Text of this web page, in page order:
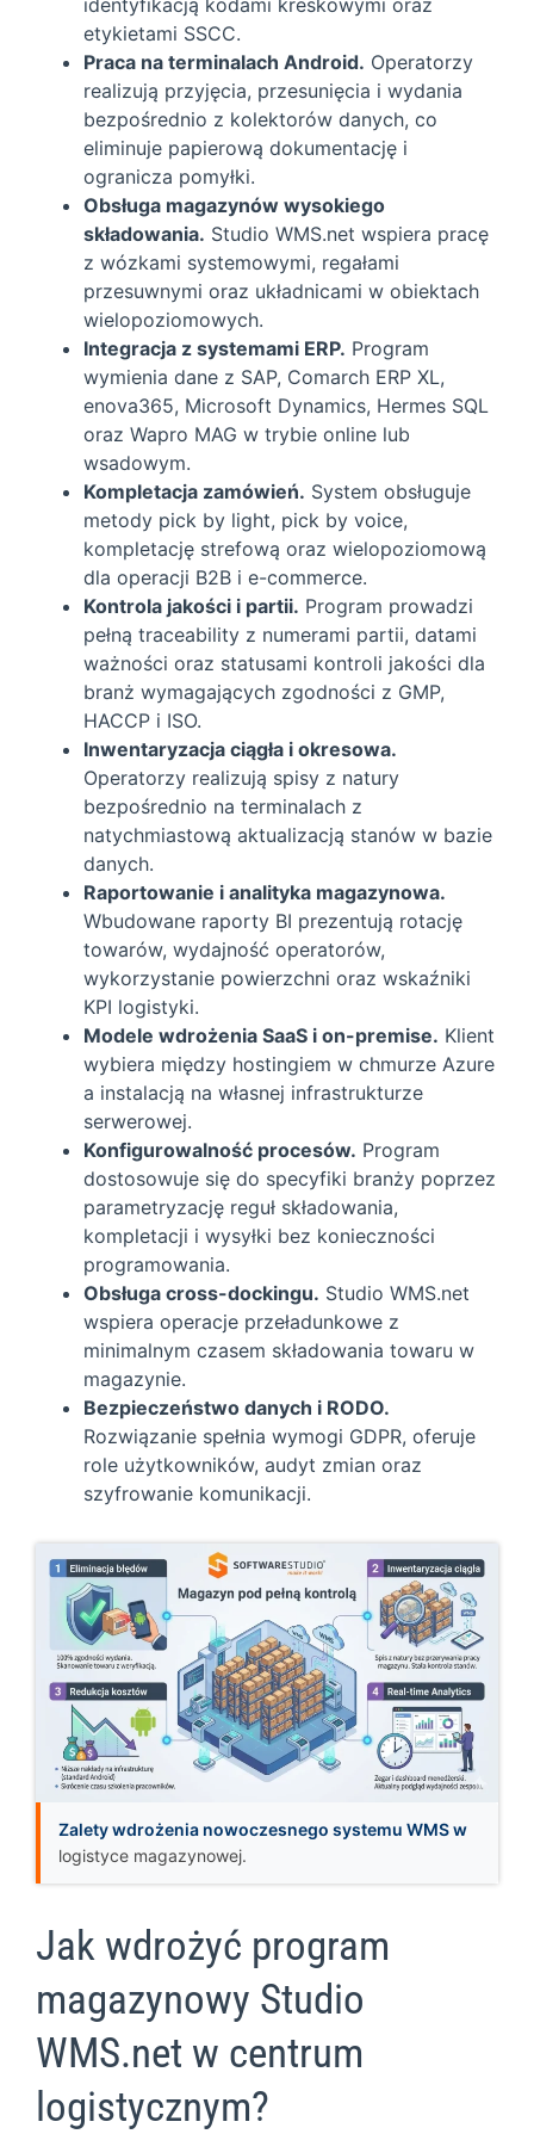
identyfikacją kodami kreskowymi oraz
etykietami SSCC.
Praca na terminalach Android. Operatorzy
realizują przyjęcia, przesunięcia i wydania
bezpośrednio z kolektorów danych, co
eliminuje papierową dokumentację i
ogranicza pomyłki.
Obsługa magazynów wysokiego
składowania. Studio WMS.net wspiera pracę
z wózkami systemowymi, regałami
przesuwnymi oraz układnicami w obiektach
wielopoziomowych.
Integracja z systemami ERP. Program
wymienia dane z SAP, Comarch ERP XL,
enova365, Microsoft Dynamics, Hermes SQL
oraz Wapro MAG w trybie online lub
wsadowym.
Kompletacja zamówień. System obsługuje
metody pick by light, pick by voice,
kompletację strefową oraz wielopoziomową
dla operacji B2B i e-commerce.
Kontrola jakości i partii. Program prowadzi
pełną traceability z numerami partii, datami
ważności oraz statusami kontroli jakości dla
branż wymagających zgodności z GMP,
HACCP i ISO.
Inwentaryzacja ciągła i okresowa.
Operatorzy realizują spisy z natury
bezpośrednio na terminalach z
natychmiastową aktualizacją stanów w bazie
danych.
Raportowanie i analityka magazynowa.
Wbudowane raporty BI prezentują rotację
towarów, wydajność operatorów,
wykorzystanie powierzchni oraz wskaźniki
KPI logistyki.
Modele wdrożenia SaaS i on-premise. Klient
wybiera między hostingiem w chmurze Azure
a instalacją na własnej infrastrukturze
serwerowej.
Konfigurowalność procesów. Program
dostosowuje się do specyfiki branży poprzez
parametryzację reguł składowania,
kompletacji i wysyłki bez konieczności
programowania.
Obsługa cross-dockingu. Studio WMS.net
wspiera operacje przeładunkowe z
minimalnym czasem składowania towaru w
magazynie.
Bezpieczeństwo danych i RODO.
Rozwiązanie spełnia wymogi GDPR, oferuje
role użytkowników, audyt zmian oraz
szyfrowanie komunikacji.
Zalety wdrożenia nowoczesnego systemu WMS w
logistyce magazynowej.
Jak wdrożyć program
magazynowy Studio
WMS.net w centrum
logistycznym?